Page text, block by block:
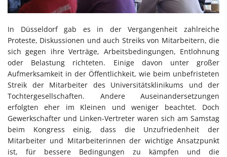
In Düsseldorf gab es in der Vergangenheit zahlreiche
Proteste, Diskussionen und auch Streiks von Mitarbeitern, die
sich gegen ihre Verträge, Arbeitsbedingungen, Entlohnung
oder Belastung richteten. Einige davon unter großer
Aufmerksamkeit in der Öffentlichkeit, wie beim unbefristeten
Streik der Mitarbeiter des Universitätsklinikums und der
Tochtergesellschaften. Andere Auseinandersetzungen
erfolgten eher im Kleinen und weniger beachtet. Doch
Gewerkschafter und Linken-Vertreter waren sich am Samstag
beim Kongress einig, dass die Unzufriedenheit der
Mitarbeiter und Mitarbeiterinnen der wichtige Ansatzpunkt
ist, für bessere Bedingungen zu kämpfen und die